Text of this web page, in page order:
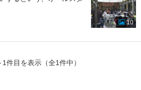
10
1件目を表示（全1件中）